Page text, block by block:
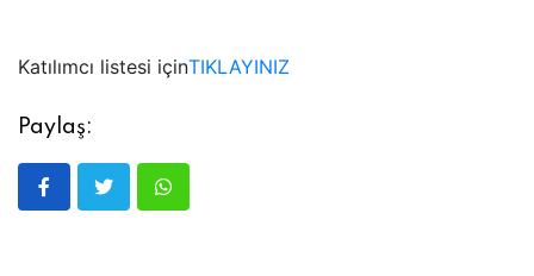
Katılımcı listesi içinTIKLAYINIZ
Paylaş: